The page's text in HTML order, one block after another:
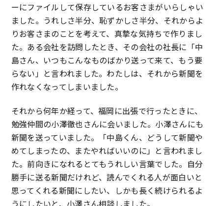
ーにファイルして保存しているお客さまがいらしゃい
ました。うれしさ半分、恥ずかしさ半分、それからよ
りお客さまのことを考えて、真摯な気持ちで作りまし
た。ある会社を訪問したとき、その会社の社長に「中
島さん、いつもこんなものばかり送って来て、もう要
らない」と言われました。わたしは、それから新聞を
作れなくなってしまいました。
それから何年か経って、福岡に出張で行ったときに、
勉強仲間の小澤徹也さんに会いました。小澤さんにも
新聞を送っていました。「中島くん、どうして新聞や
めてしまったの、またやればいいのに」と言われまし
た。前向きになれるとてもうれしい言葉でした。自分
勝手に送る新聞だけれど、読んでくれる人が面白いと
思ってくれる新聞にしたい、しかも長く続けられるよ